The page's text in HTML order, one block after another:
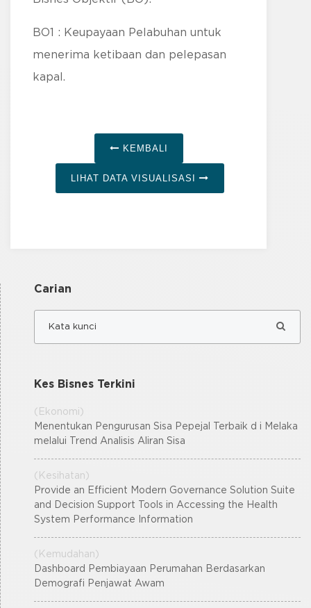
BO1 : Keupayaan Pelabuhan untuk
menerima ketibaan dan pelepasan
kapal.
KEMBALI
LIHAT DATA VISUALISASI
Carian
Kes Bisnes Terkini
(Ekonomi)
Menentukan Pengurusan Sisa Pepejal Terbaik d i Melaka
melalui Trend Analisis Aliran Sisa
(Kesihatan)
Provide an Efficient Modern Governance Solution Suite
and Decision Support Tools in Accessing the Health
System Performance Information
(Kemudahan)
Dashboard Pembiayaan Perumahan Berdasarkan
Demografi Penjawat Awam